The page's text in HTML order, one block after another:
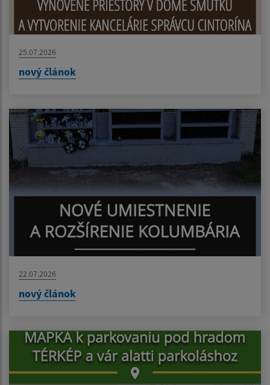
25.07.2026
nový článok
22.07.2026
nový článok